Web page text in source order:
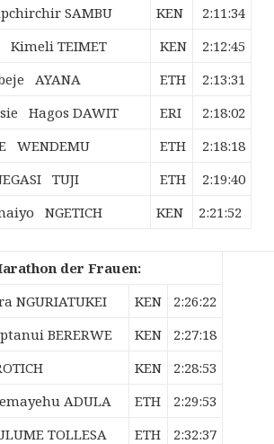
SAMBU KEN
2:11:34
Kimeli TEIMET KEN
2:12:45
AYANA ETH
2:13:31
Hagos DAWIT ERI
2:18:02
WENDEMU ETH
2:18:18
TUJI ETH
2:19:40
NGETICH KEN 2:21:52
der Frauen:
NGURIATUKEI KEN
2:26:22
BERERWE KEN
2:27:18
KEN
2:28:53
ADULA ETH
2:29:53
TOLLESA ETH
2:32:37